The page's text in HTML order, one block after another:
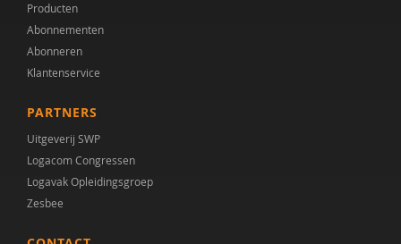
M.E. Akkermans
Manna A. Alma
Helena Andrea
Dr. Anke Scheeren
Producten
Abonnementen
Abonneren
Klantenservice
PARTNERS
Uitgeverij SWP
Logacom Congressen
Logavak Opleidingsgroep
Zesbee